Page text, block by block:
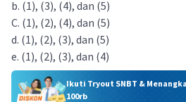
b. (1), (3), (4), dan (5)
C. (1), (2), (4), dan (5)
d. (1), (2), (3), dan (5)
e. (1), (2), (3), dan (4)
Ikuti Tryout SNBT &
100rb